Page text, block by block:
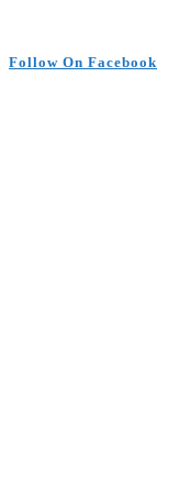
Follow On Facebook